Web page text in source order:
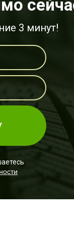
3 минут!